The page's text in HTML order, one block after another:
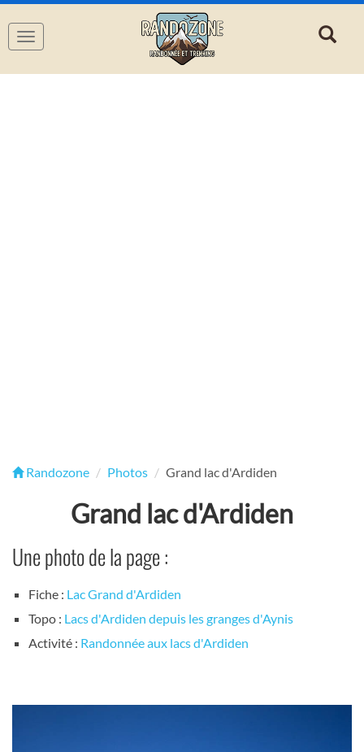
Navigation
Randozone Photos Grand lac d'Ardiden
Grand lac d'Ardiden
Une photo de la page :
Fiche : Lac Grand d'Ardiden
Topo : Lacs d'Ardiden depuis les granges d'Aynis
Activité : Randonnée aux lacs d'Ardiden